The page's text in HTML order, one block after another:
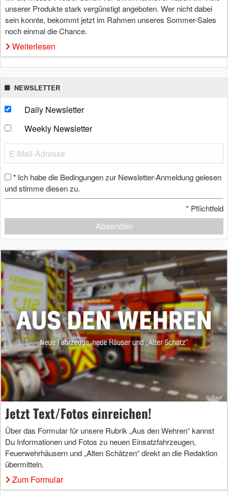
unserer Produkte stark vergünstigt angeboten. Wer nicht dabei
sein konnte, bekommt jetzt im Rahmen unseres Sommer-Sales
noch einmal die Chance.
Weiterlesen
NEWSLETTER
Daily Newsletter
Weekly Newsletter
* Ich habe die Bedingungen zur Newsletter-Anmeldung gelesen
und stimme diesen zu.
* Pflichtfeld
Absenden
Jetzt Text/Fotos einreichen!
Über das Formular für unsere Rubrik „Aus den Wehren“ kannst
Du Informationen und Fotos zu neuen Einsatzfahrzeugen,
Feuerwehrhäusern und „Alten Schätzen“ direkt an die Redaktion
übermitteln.
Zum Formular